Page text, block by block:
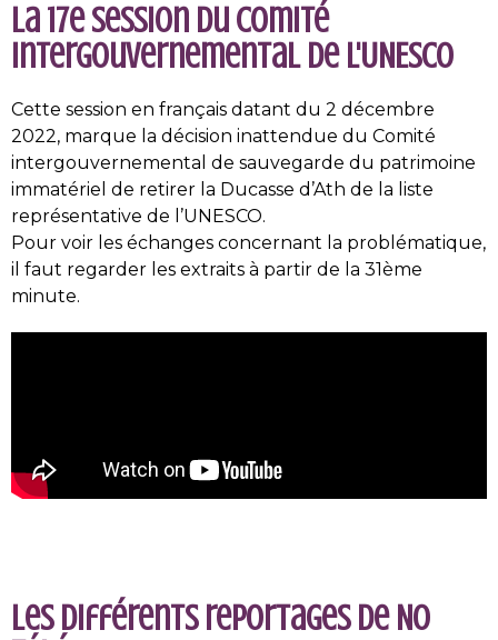
La 17e session du Comité
intergouvernemental de l'UNESCO
Cette session en français datant du 2 décembre
2022, marque la décision inattendue du Comité
intergouvernemental de sauvegarde du patrimoine
immatériel de retirer la Ducasse d’Ath de la liste
représentative de l’UNESCO.
Pour voir les échanges concernant la problématique,
il faut regarder les extraits à partir de la 31ème
minute.
Les différents reportages de No